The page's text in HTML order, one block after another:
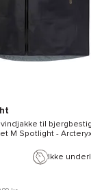
til
M Spotlight -
Ikke